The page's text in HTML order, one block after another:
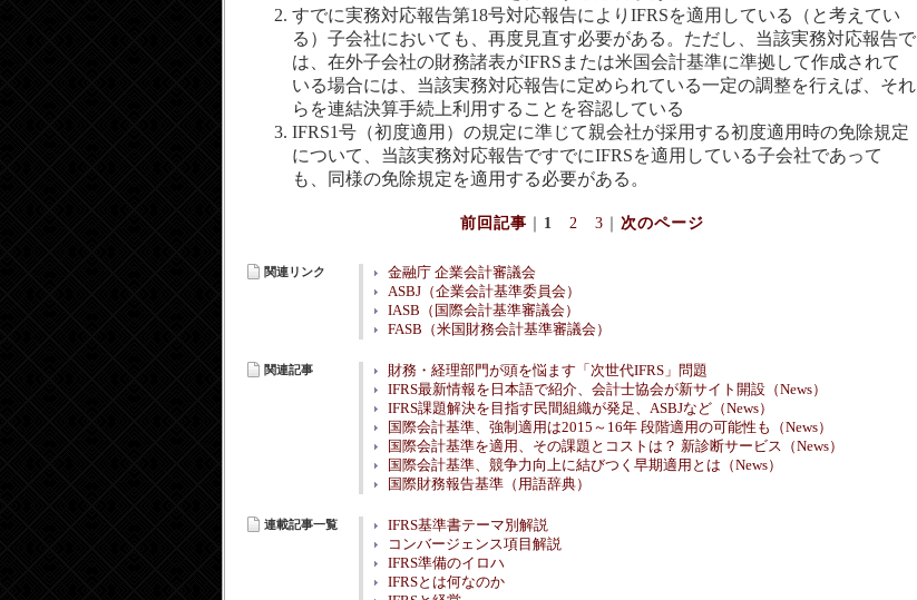
すでに実務対応報告第18号対応報告によりIFRSを適用している（と考えてい
る）子会社においても、再度見直す必要がある。ただし、当該実務対応報告で
は、在外子会社の財務諸表がIFRSまたは米国会計基準に準拠して作成されて
いる場合には、当該実務対応報告に定められている一定の調整を行えば、それ
らを連結決算手続上利用することを容認している
IFRS1号（初度適用）の規定に準じて親会社が採用する初度適用時の免除規定
について、当該実務対応報告ですでにIFRSを適用している子会社であって
も、同様の免除規定を適用する必要がある。
前回記事 ｜ 1 2 3 ｜ 次のページ
関連リンク
金融庁 企業会計審議会
ASBJ（企業会計基準委員会）
IASB（国際会計基準審議会）
FASB（米国財務会計基準審議会）
関連記事
財務・経理部門が頭を悩ます「次世代IFRS」問題
IFRS最新情報を日本語で紹介、会計士協会が新サイト開設（News）
IFRS課題解決を目指す民間組織が発足、ASBJなど（News）
国際会計基準、強制適用は2015～16年 段階適用の可能性も（News）
国際会計基準を適用、その課題とコストは？ 新診断サービス（News）
国際会計基準、競争力向上に結びつく早期適用とは（News）
国際財務報告基準（用語辞典）
連載記事一覧
IFRS基準書テーマ別解説
コンバージェンス項目解説
IFRS準備のイロハ
IFRSとは何なのか